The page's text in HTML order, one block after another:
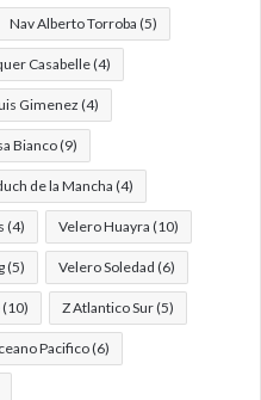
Nav Alberto Torroba (5)
Casabelle(4)
Gimenez(4)
Bianco(9)
de la Mancha (4)
(4) Velero Huayra (10)
(5) Velero Soledad (6)
(10) Z Atlantico Sur(5)
Pacifico(6)